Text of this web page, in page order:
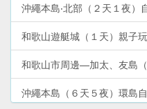
沖繩本島‧北部（２天１夜）
和歌山遊艇城（１天）親子
和歌山市周邊—加太、友島
沖繩本島（６天５夜）環島